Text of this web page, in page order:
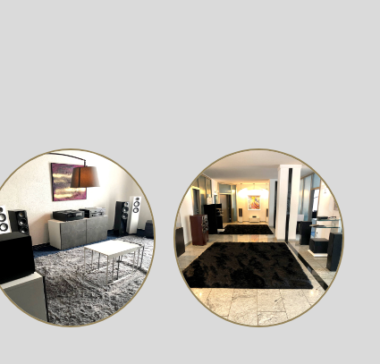
U/min Integrierter Phono-Vorverstärker (MM)
einem acht Millimeter starken Glasteller
Passgenauigkeit läuft Ausgelagertes Netzteil
aus Plexiglas liegt bei
Kompensation sind voreingestellt. Die
individueller Phonokabel möglich